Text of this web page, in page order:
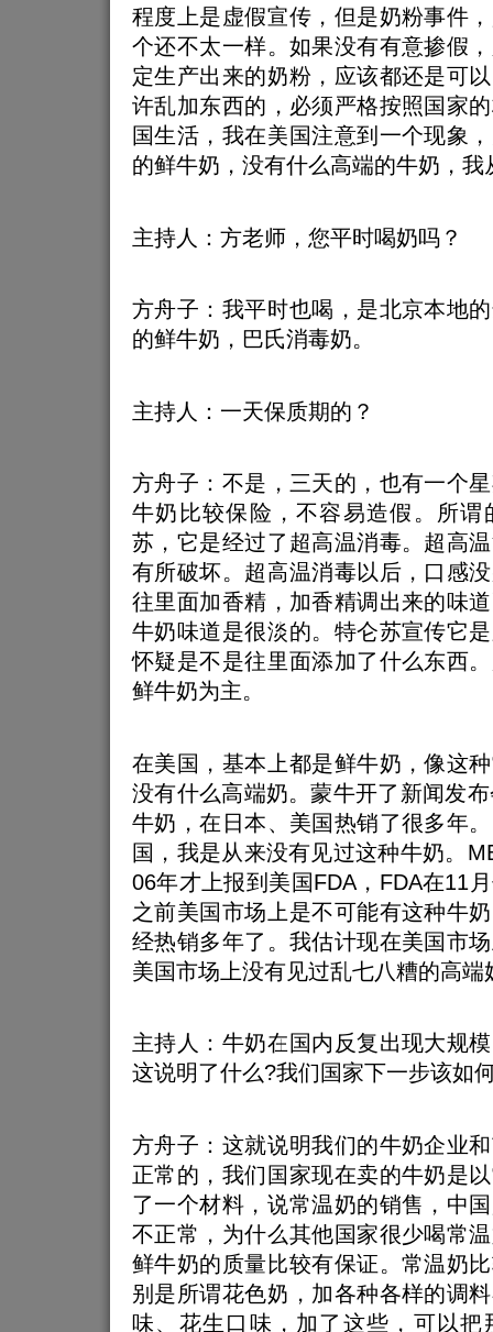
程度上是虚假宣传，但是奶粉事件
个还不太一样。如果没有有意掺假
定生产出来的奶粉，应该都还是可
许乱加东西的，必须严格按照国家
国生活，我在美国注意到一个现象
的鲜牛奶，没有什么高端的牛奶，我
主持人：方老师，您平时喝奶吗？
方舟子：我平时也喝，是北京本地
的鲜牛奶，巴氏消毒奶。
主持人：一天保质期的？
方舟子：不是，三天的，也有一个
牛奶比较保险，不容易造假。所谓
苏，它是经过了超高温消毒。超高
有所破坏。超高温消毒以后，口感
往里面加香精，加香精调出来的味
牛奶味道是很淡的。特仑苏宣传它
怀疑是不是往里面添加了什么东西
鲜牛奶为主。
在美国，基本上都是鲜牛奶，像这
没有什么高端奶。蒙牛开了新闻发
牛奶，在日本、美国热销了很多年
国，我是从来没有见过这种牛奶。
06年才上报到美国FDA，FDA在11
之前美国市场上是不可能有这种牛
经热销多年了。我估计现在美国市
美国市场上没有见过乱七八糟的高端
主持人：牛奶在国内反复出现大规
这说明了什么?我们国家下一步该如
方舟子：这就说明我们的牛奶企业
正常的，我们国家现在卖的牛奶是
了一个材料，说常温奶的销售，中
不正常，为什么其他国家很少喝常
鲜牛奶的质量比较有保证。常温奶
别是所谓花色奶，加各种各样的调
味、花生口味，加了这些，可以把